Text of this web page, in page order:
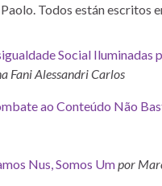
Todos están escritos
Social Iluminadas
Fani Alessandri Carlos
ao Conteúdo Não
Nus, Somos Umpor